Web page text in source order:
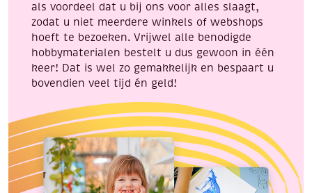
als voordeel dat u bij ons voor alles slaagt,
zodat u niet meerdere winkels of webshops
hoeft te bezoeken. Vrijwel alle benodigde
hobbymaterialen bestelt u dus gewoon in één
keer! Dat is wel zo gemakkelijk en bespaart u
bovendien veel tijd én geld!